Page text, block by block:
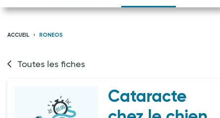
ACCUEIL RONEOS
Toutes les fiches
Cataracte